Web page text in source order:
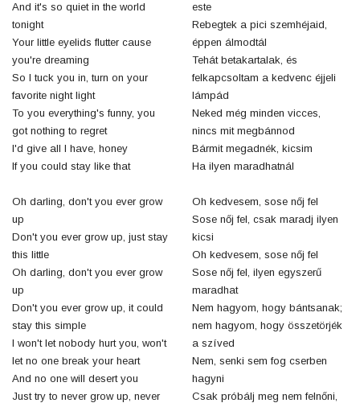
And it's so quiet in the world
tonight
Your little eyelids flutter cause
you're dreaming
So I tuck you in, turn on your
favorite night light
To you everything's funny, you
got nothing to regret
I'd give all I have, honey
If you could stay like that
Oh darling, don't you ever grow
up
Don't you ever grow up, just stay
this little
Oh darling, don't you ever grow
up
Don't you ever grow up, it could
stay this simple
I won't let nobody hurt you, won't
let no one break your heart
And no one will desert you
Just try to never grow up, never
este
Rebegtek a pici szemhéjaid,
éppen álmodtál
Tehát betakartalak, és
felkapcsoltam a kedvenc éjjeli
lámpád
Neked még minden vicces,
nincs mit megbánnod
Bármit megadnék, kicsim
Ha ilyen maradhatnál
Oh kedvesem, sose nőj fel
Sose nőj fel, csak maradj ilyen
kicsi
Oh kedvesem, sose nőj fel
Sose nőj fel, ilyen egyszerű
maradhat
Nem hagyom, hogy bántsanak;
nem hagyom, hogy összetörjék
a szíved
Nem, senki sem fog cserben
hagyni
Csak próbálj meg nem felnőni,